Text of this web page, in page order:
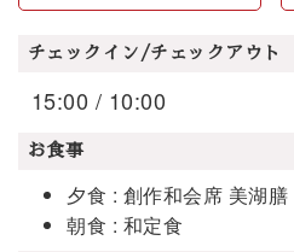
チェックイン/チェックアウト
15:00 / 10:00
お食事
夕食 : 創作和会席 美湖膳
朝食 : 和定食